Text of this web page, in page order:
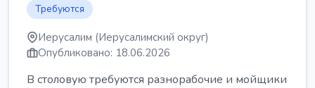
Требуются
Иерусалим (Иерусалимский округ)
Опубликовано: 18.06.2026
В столовую требуются разнорабочие и мойщики